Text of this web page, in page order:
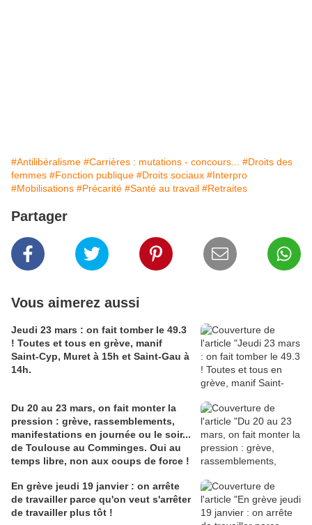
#Antilibéralisme #Carrières : mutations - concours...
#Droits des
femmes #Fonction publique #Droits sociaux #Interpro
#Mobilisations #Précarité #Santé au travail #Retraites
Partager
Vous aimerez aussi
Jeudi 23 mars : on fait tomber le 49.3
! Toutes et tous en grève, manif
Saint-Cyp, Muret à 15h et Saint-Gau à
14h.
Du 20 au 23 mars, on fait monter la
pression : grève, rassemblements,
manifestations en journée ou le soir...
de Toulouse au Comminges. Oui au
temps libre, non aux coups de force !
En grève jeudi 19 janvier : on arrête
de travailler parce qu'on veut s'arrêter
de travailler plus tôt !